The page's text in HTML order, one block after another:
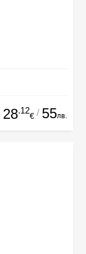
28.12
€ / 55лв.